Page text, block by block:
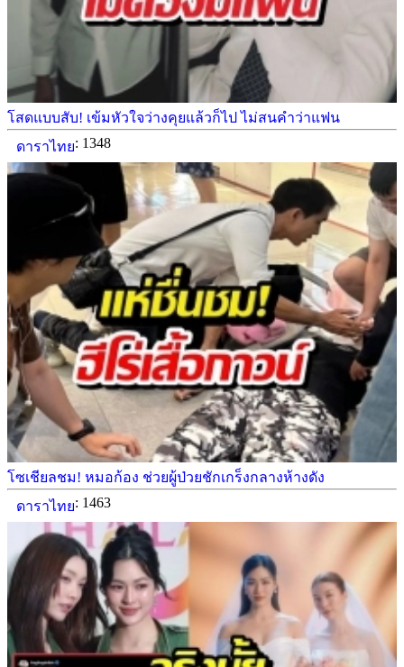
โสดแบบสับ! เข้มหัวใจว่างคุยแล้วก็ไป ไม่สนคำว่าแฟน
ดาราไทย: 1348
โซเชียลชม! หมอก้อง ช่วยผู้ป่วยชักเกร็งกลางห้างดัง
ดาราไทย: 1463